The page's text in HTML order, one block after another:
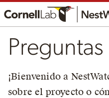
¡Bienvenido a
sobre el proyecto o